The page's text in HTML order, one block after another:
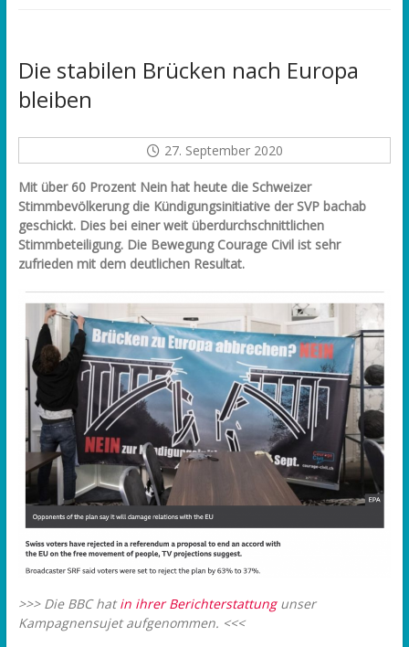
Die stabilen Brücken nach Europa
bleiben
27. September 2020
Mit über 60 Prozent Nein hat heute die Schweizer
Stimmbevölkerung die Kündigungsinitiative der SVP bachab
geschickt. Dies bei einer weit überdurchschnittlichen
Stimmbeteiligung. Die Bewegung Courage Civil ist sehr
zufrieden mit dem deutlichen Resultat.
>>> Die BBC hatin ihrer Berichterstattungunser
Kampagnensujet aufgenommen. <<<